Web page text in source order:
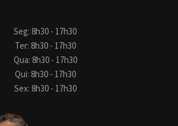
Seg: 8h30 - 17h30
Ter: 8h30 - 17h30
Qua: 8h30 - 17h30
Qui: 8h30 - 17h30
Sex: 8h30 - 17h30